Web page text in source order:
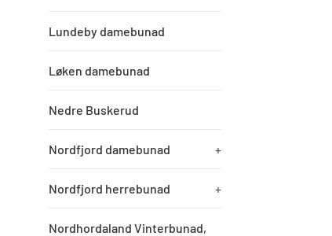
Lundeby damebunad
Løken damebunad
Nedre Buskerud
Nordfjord damebunad +
Nordfjord herrebunad +
Nordhordaland Vinterbunad,